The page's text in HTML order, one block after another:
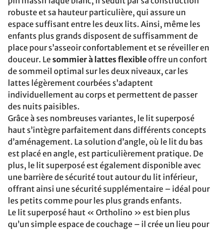
robuste et sa hauteur particulière, qui assure un
espace suffisant entre les deux lits. Ainsi, même les
enfants plus grands disposent de suffisamment de
place pour s’asseoir confortablement et se réveiller en
douceur. Lesommier à lattes flexibleoffre un confort
de sommeil optimal sur les deux niveaux, car les
lattes légèrement courbées s’adaptent
individuellement au corps et permettent de passer
des nuits paisibles.
Grâce à ses nombreuses variantes, le lit superposé
haut s’intègre parfaitement dans différents concepts
d’aménagement. La solution d’angle, où le lit du bas
est placé en angle, est particulièrement pratique. De
plus, le lit superposé est également disponible avec
une barrière de sécurité tout autour du lit inférieur,
offrant ainsi une sécurité supplémentaire – idéal pour
les petits comme pour les plus grands enfants.
Le lit superposé haut « Ortholino » est bien plus
qu’un simple espace de couchage – il crée un lieu pour